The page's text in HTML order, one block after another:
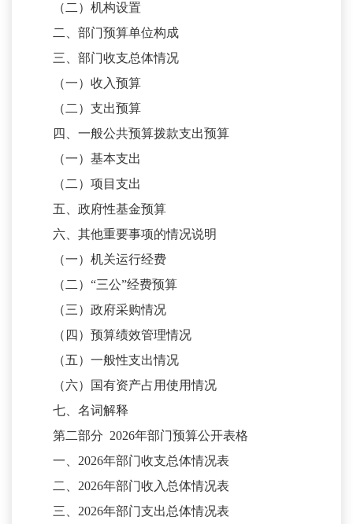
（二）机构设置
二、部门预算单位构成
三、部门收支总体情况
（一）收入预算
（二）支出预算
四、一般公共预算拨款支出预算
（一）基本支出
（二）项目支出
五、政府性基金预算
六、其他重要事项的情况说明
（一）机关运行经费
（二） “三公”经费预算
（三）政府采购情况
（四）预算绩效管理情况
（五）一般性支出情况
（六）国有资产占用使用情况
七、名词解释
第二部分 2026年部门预算公开表格
一、 2026年部门收支总体情况表
二、 2026年部门收入总体情况表
三、 2026年部门支出总体情况表